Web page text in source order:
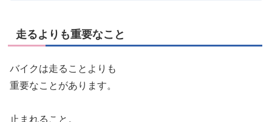
走るよりも重要なこと
バイクは走ることよりも
重要なことがあります。
止まれること。